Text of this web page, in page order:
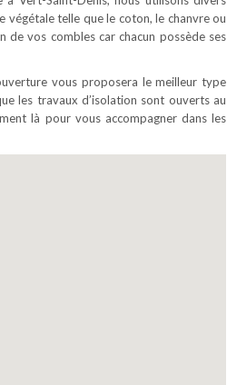
végétale telle que le coton, le chanvre ou
de vos combles car chacun possède ses
vous proposera le meilleur type
les travaux d’isolation sont ouverts au
là pour vous accompagner dans les